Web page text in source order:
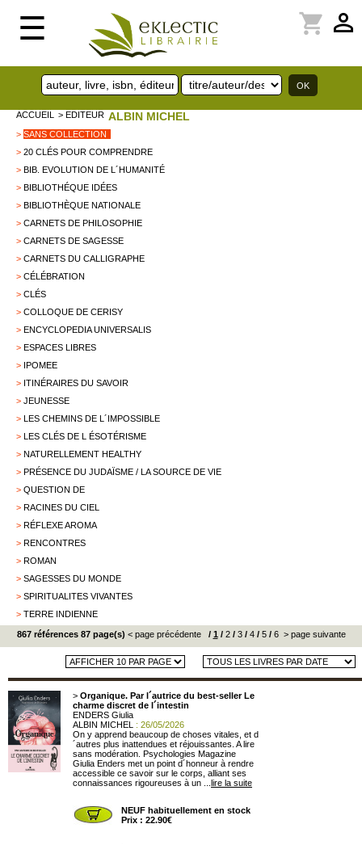
☰ perm_identity
shopping_cart
ACCUEIL > EDITEUR ALBIN MICHEL
> SANS COLLECTION
> 20 CLÉS POUR COMPRENDRE
> BIB. EVOLUTION DE L´HUMANITÉ
> BIBLIOTHÉQUE IDÉES
> BIBLIOTHÈQUE NATIONALE
> CARNETS DE PHILOSOPHIE
> CARNETS DE SAGESSE
> CARNETS DU CALLIGRAPHE
> CÉLÉBRATION
> CLÉS
> COLLOQUE DE CERISY
> ENCYCLOPEDIA UNIVERSALIS
> ESPACES LIBRES
> IPOMEE
> ITINÉRAIRES DU SAVOIR
> JEUNESSE
> LES CHEMINS DE L´IMPOSSIBLE
> LES CLÉS DE L ÉSOTÉRISME
> NATURELLEMENT HEALTHY
> PRÉSENCE DU JUDAÏSME / LA SOURCE DE VIE
> QUESTION DE
> RACINES DU CIEL
> RÉFLEXE AROMA
> RENCONTRES
> ROMAN
> SAGESSES DU MONDE
> SPIRITUALITES VIVANTES
> TERRE INDIENNE
867 références 87 page(s) < page précédente/ 1 /2/3/4/5/6 > page suivante
> Organique. Par l´autrice du best-seller Le
charme discret de l´intestin
ENDERS Giulia
ALBIN MICHEL
: 26/05/2026
On y apprend beaucoup de choses vitales, et d
´autres plus inattendues et réjouissantes. A lire
sans modération. Psychologies Magazine
Giulia Enders met un point d´honneur à rendre
accessible ce savoir sur le corps, alliant ses
connaissances rigoureuses à un ... lire la suite
NEUF habituellement en stock
Prix : 22.90€